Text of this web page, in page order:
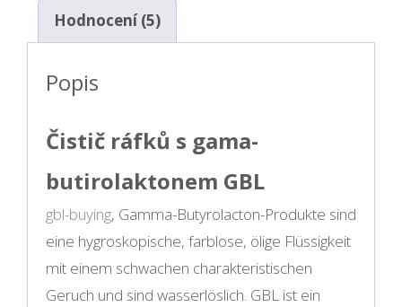
Hodnocení (5)
Popis
Čistič ráfků s gama-
butirolaktonem GBL
gbl-buying, Gamma-Butyrolacton-Produkte sind
eine hygroskopische, farblose, ölige Flüssigkeit
mit einem schwachen charakteristischen
Geruch und sind wasserlöslich. GBL ist ein